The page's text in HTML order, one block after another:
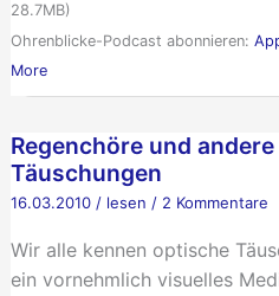
28.7MB)
Ohrenblicke-Podcast abonnieren:
More
Regenchöre und
Täuschungen
16.03.2010/ lesen / 2 Kommentare
Wir alle kennen optische
ein vornehmlich visuelles